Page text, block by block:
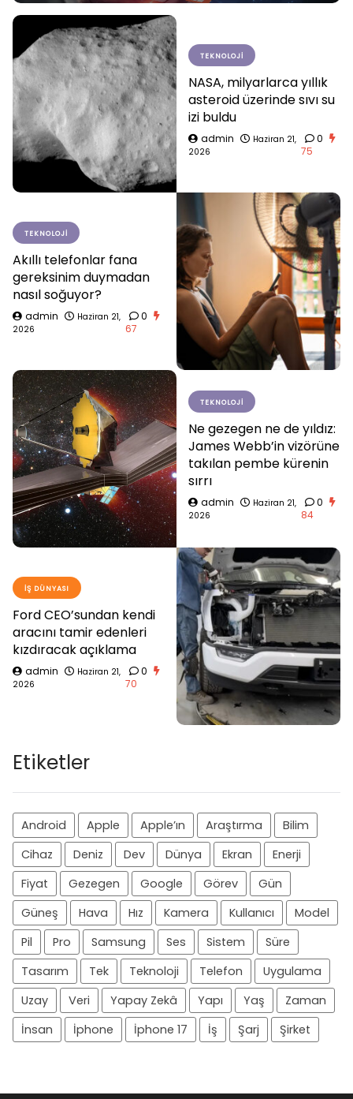
TEKNOLOJI
NASA, milyarlarca yıllık
asteroid üzerinde sıvı su
izi buldu
admin
Haziran 21,
2026
0
75
TEKNOLOJI
Akıllı telefonlar fana
gereksinim duymadan
nasıl soğuyor?
admin
Haziran 21,
2026
0
67
TEKNOLOJI
Ne gezegen ne de yıldız:
James Webb’in vizörüne
takılan pembe kürenin
sırrı
admin
Haziran 21,
2026
0
84
İŞ DÜNYASI
Ford CEO’sundan kendi
aracını tamir edenleri
kızdıracak açıklama
admin
Haziran 21,
2026
0
70
Etiketler
Android Apple Apple’ın Araştırma
Bilim
Cihaz
Deniz Dev Dünya Ekran
Enerji
Fiyat
Gezegen Google Görev
Gün
Güneş
Hava Hız Kamera Kullanıcı
Model
Pil
Pro Samsung Ses Sistem
Süre
Tasarım
Tek Teknoloji Telefon
Uygulama
Uzay
Veri Yapay Zekâ Yapı Yaş
Zaman
İnsan
İphone İphone 17 İş Şarj Şirket